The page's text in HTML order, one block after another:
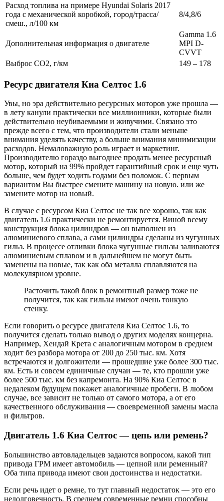
Расход топлива на примере Hyundai Solaris 2017
года с механической коробкой, город/трасса/
смеш., л/100 км
8/4,8/6
Дополнительная информация о двигателе
Gamma 1.6
MPI D-
CVVT
Выброс CO2, г/км
149 – 178
Ресурс двигателя Киа Селтос 1.6
Увы, но эра действительно ресурсных моторов уже прошла —
в лету канули практически все миллионники, которые были
действительно неубиваемыми и живучими. Связано это
прежде всего с тем, что производители стали меньше
внимания уделять качеству, а больше внимания минимизации
расходов. Немаловажную роль играет и маркетинг.
Производителю гораздо выгоднее продать менее ресурсный
мотор, который на 99% пройдет гарантийный срок и еще чуть
больше, чем будет ходить годами без поломок. С первым
вариантом Вы быстрее смените машину на новую. или же
замените мотор на новый.
В случае с ресурсом Киа Селтос не так все хорошо, так как
двигатель 1.6 практически не ремонтируется. Виной всему
конструкция блока цилиндров — он выполнен из
алюминиевого сплава, а сами цилиндры сделаны из чугунных
гильз. В процессе отливки блока чугунные гильзы заливаются
алюминиевым сплавом и в дальнейшем не могут быть
заменены на новые, так как оба металла сплавляются на
молекулярном уровне.
Расточить такой блок в ремонтный размер тоже не
получится, так как гильзы имеют очень тонкую
стенку.
Если говорить о ресурсе двигателя Киа Селтос 1.6, то
получится сделать только вывод о других моделях концерна.
Например, Хендай Крета с аналогичным мотором в среднем
ходит без разбора мотора от 200 до 250 тыс. км. Хотя
встречаются и долгожители — прошедшие уже более 300 тыс.
км. Есть и совсем единичные случаи — те, кто прошли уже
более 500 тыс. км без капремонта. На 90% Киа Селтос в
недалеком будущем покажет аналогичные пробеги. В любом
случае, все зависит не только от самого мотора, а от его
качественного обслуживания — своевременной замены масла
и фильтров.
Двигатель 1.6 Киа Селтос — цепь или ремень?
Большинство автовладельцев задаются вопросом, какой тип
привода ГРМ имеет автомобиль — цепной или ременный?
Оба типа привода имеют свои достоинства и недостатки.
Если речь идет о ремне, то тут главный недостаток — это его
недолговечность. В среднем современные ремни способны